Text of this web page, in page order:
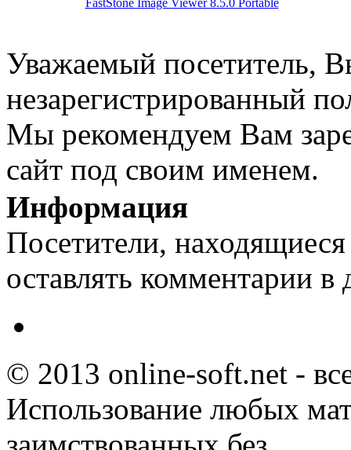
FastStone Image Viewer 8.5.0 Portable
Уважаемый посетитель,
незарегистрированный
Мы рекомендуем Вам
сайт под своим именем.
Информация
Посетители,
оставлять комментарии в
© 2013 online-soft.net -
Использование любых